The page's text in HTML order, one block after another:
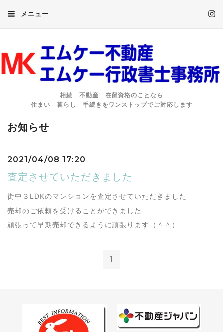
メニュー
相続 不動産 在留資格のことなら
住まい 暮らし 手続きをワンストップでご対応します
お知らせ
2021/04/08 17:20
査定させていただきました
街中３LDKのマンションを査定させていただきました
売却のご依頼を受けることができました
頑張って早期売却できるように頑張ります（＾＾）
1